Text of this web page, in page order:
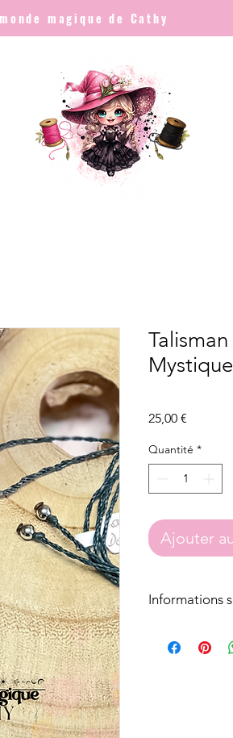
magique de Cathy
25,00 €
Quantité *
Ajouter
Informations
avec du fil